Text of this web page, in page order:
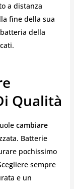
a distanza
fine della sua
della
Qualità
cambiare
Batterie
pochissimo
sempre
e un